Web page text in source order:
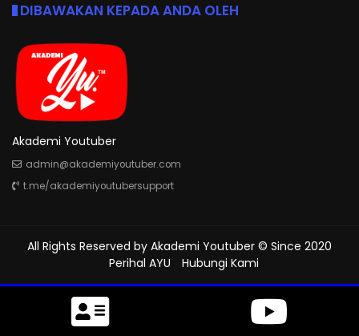
DIBAWAKAN KEPADA ANDA OLEH
Akademi Youtuber
admin@akademiyoutuber.com
t.me/akademiyoutubersupport
All Rights Reserved by Akademi Youtuber © Since 2020
Perihal AYU
Hubungi Kami